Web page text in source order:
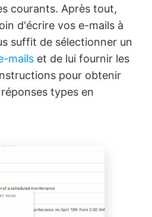
courants. Après tout,
d'écrire vos e-mails à
suffit de sélectionner un
mails et de lui fournir les
pour obtenir
types en